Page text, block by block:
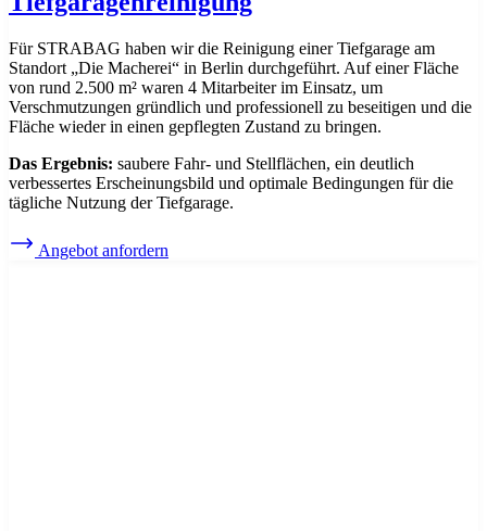
Für STRABAG haben wir die Reinigung einer Tiefgarage am
Standort „Die Macherei“ in Berlin durchgeführt. Auf einer Fläche
von rund 2.500 m² waren 4 Mitarbeiter im Einsatz, um
Verschmutzungen gründlich und professionell zu beseitigen und die
Fläche wieder in einen gepflegten Zustand zu bringen.
Das Ergebnis: saubere Fahr- und Stellflächen, ein deutlich
verbessertes Erscheinungsbild und optimale Bedingungen für die
tägliche Nutzung der Tiefgarage.
Angebot anfordern